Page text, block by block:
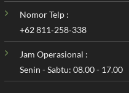
Nomor Telp :
‪+62 811‑258‑338‬
Jam Operasional :
Senin - Sabtu: 08.00 - 17.00